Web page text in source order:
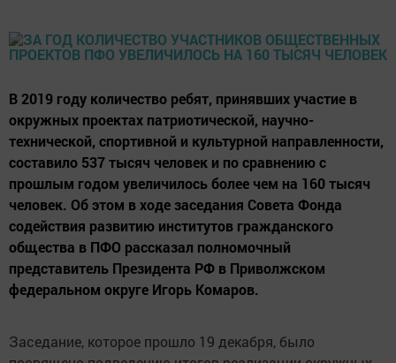
В 2019 году количество ребят, принявших участие в
окружных проектах патриотической, научно-
технической, спортивной и культурной направленности,
составило 537 тысяч человек и по сравнению с
прошлым годом увеличилось более чем на 160 тысяч
человек. Об этом в ходе заседания Совета Фонда
содействия развитию институтов гражданского
общества в ПФО рассказал полномочный
представитель Президента РФ в Приволжском
федеральном округе Игорь Комаров.
Заседание, которое прошло 19 декабря, было